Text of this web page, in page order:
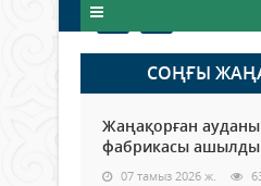
СОҢҒЫ
Жаңақорған
фабрикасы ашылды
07 тамыз 2026 ж.